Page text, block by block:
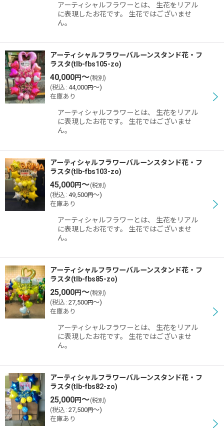
アーティシャルフラワーとは、 生花をリアル
に表現したお花です。 生花ではございませ
ん。
アーティシャルフラワーバルーンスタンド花・フ
ラスタ(tlb-fbs105-zo)
40,000円～(税別)
(税込 : 44,000円～)
在庫あり
アーティシャルフラワーとは、 生花をリアル
に表現したお花です。 生花ではございませ
ん。
アーティシャルフラワーバルーンスタンド花・フ
ラスタ(tlb-fbs103-zo)
45,000円～(税別)
(税込 : 49,500円～)
在庫あり
アーティシャルフラワーとは、 生花をリアル
に表現したお花です。 生花ではございませ
ん。
アーティシャルフラワーバルーンスタンド花・フ
ラスタ(tlb-fbs85-zo)
25,000円～(税別)
(税込 : 27,500円～)
在庫あり
アーティシャルフラワーとは、 生花をリアル
に表現したお花です。 生花ではございませ
ん。
アーティシャルフラワーバルーンスタンド花・フ
ラスタ(tlb-fbs82-zo)
25,000円～(税別)
(税込 : 27,500円～)
在庫あり